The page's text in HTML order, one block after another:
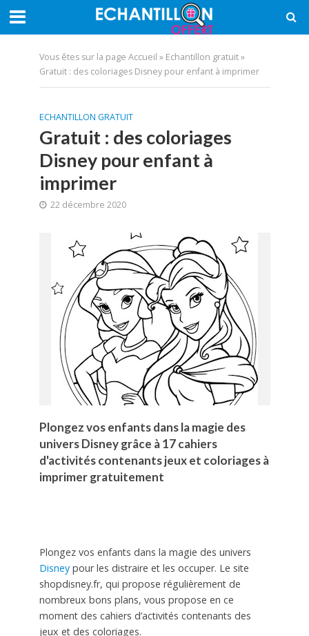
Vous êtes sur la page Accueil » Echantillon gratuit»
Gratuit : des coloriages Disney pour enfant à imprimer
ECHANTILLON GRATUIT
Gratuit : des coloriages
Disney pour enfant à
imprimer
22 décembre 2020
Plongez vos enfants dans la magie des
univers Disney grâce à 17 cahiers
d'activités contenants jeux et coloriages à
imprimer gratuitement
Plongez vos enfants dans la magie des univers
Disneypour les distraire et les occuper. Le site
shopdisney.fr, qui propose régulièrement de
nombreux bons plans, vous propose en ce
moment des cahiers d’activités contenants des
jeux et des coloriages.